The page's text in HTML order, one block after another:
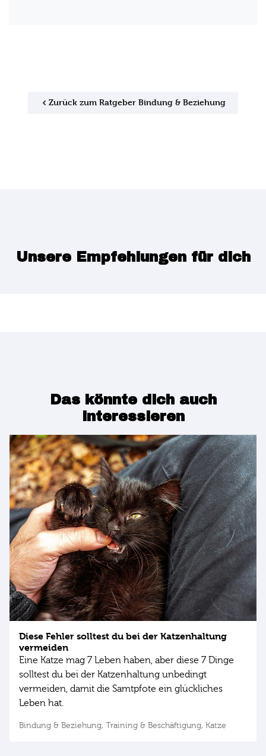
Zurück zum Ratgeber Bindung & Beziehung
Unsere Empfehlungen für dich
Das könnte dich auch
interessieren
Diese Fehler solltest du bei der Katzenhaltung
vermeiden
Eine Katze mag 7 Leben haben, aber diese 7 Dinge
solltest du bei der Katzenhaltung unbedingt
vermeiden, damit die Samtpfote ein glückliches
Leben hat.
Bindung & Beziehung, Training & Beschäftigung, Katze